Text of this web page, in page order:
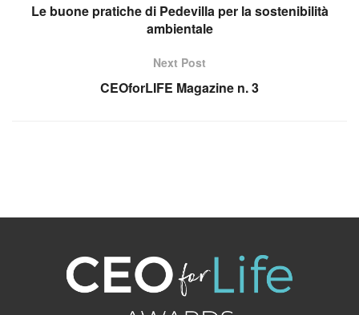
Le buone pratiche di Pedevilla per la sostenibilità
ambientale
Next Post
CEOforLIFE Magazine n. 3